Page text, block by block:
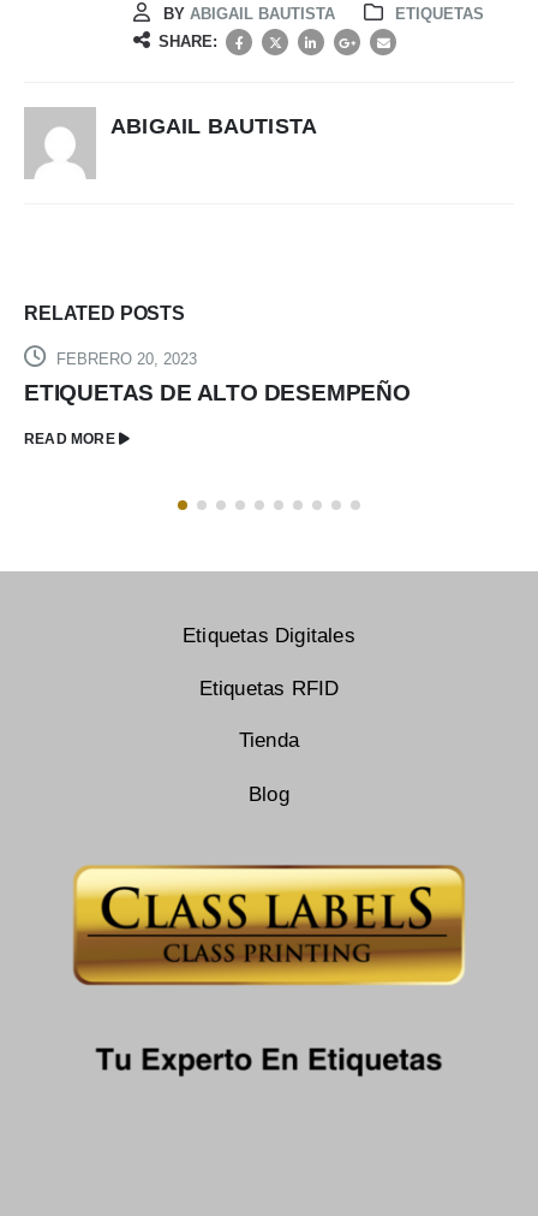
BY ABIGAIL BAUTISTA
ETIQUETAS
SHARE:
ABIGAIL BAUTISTA
RELATED POSTS
OCTUBRE 27, 2023
LA IMPORTANCIA DEL ETIQUETADO EN LA
Etiquetas Digitales
Etiquetas RFID
Tienda
Blog